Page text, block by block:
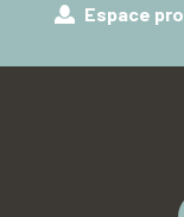
Espace pro